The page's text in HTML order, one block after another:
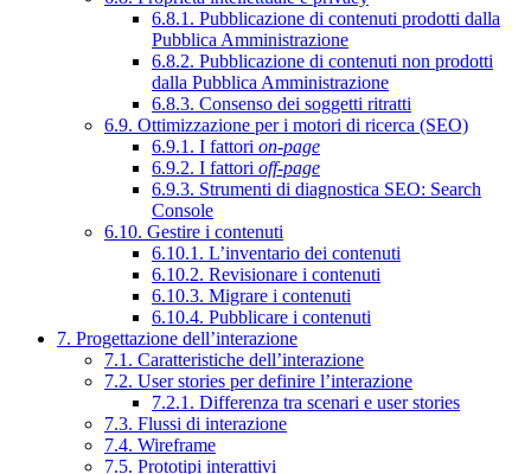
6.8.1. Pubblicazione di contenuti prodotti dalla
Pubblica Amministrazione
6.8.2. Pubblicazione di contenuti non prodotti
dalla Pubblica Amministrazione
6.8.3. Consenso dei soggetti ritratti
6.9. Ottimizzazione per i motori di ricerca (SEO)
6.9.1. I fattori on-page
6.9.2. I fattori off-page
6.9.3. Strumenti di diagnostica SEO: Search
Console
6.10. Gestire i contenuti
6.10.1. L’inventario dei contenuti
6.10.2. Revisionare i contenuti
6.10.3. Migrare i contenuti
6.10.4. Pubblicare i contenuti
7. Progettazione dell’interazione
7.1. Caratteristiche dell’interazione
7.2. User stories per definire l’interazione
7.2.1. Differenza tra scenari e user stories
7.3. Flussi di interazione
7.4. Wireframe
7.5. Prototipi interattivi